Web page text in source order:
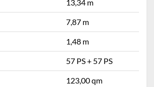
13,34 m
7,87 m
1,48 m
57 PS + 57 PS
123,00 qm